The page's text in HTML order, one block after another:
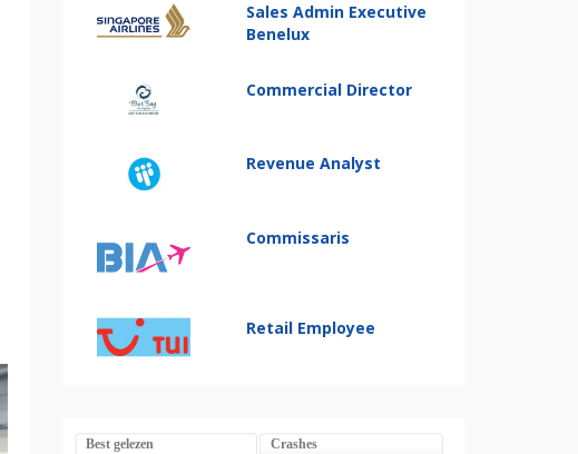
Sales Admin Executive
Benelux
Commercial Director
Revenue Analyst
Commissaris
Retail Employee
Best gelezen Crashes